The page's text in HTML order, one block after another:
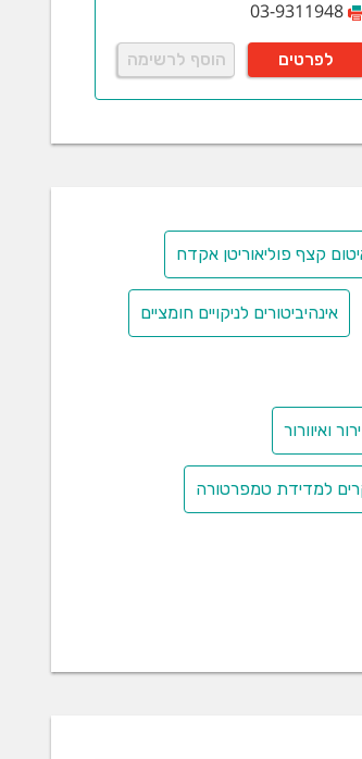
03-9311948
לפרטים הוסף לרשימה
קצף פוליאוריטן אקדח
אינהיביטורים לניקויים חומציים
ואיוורור
למדידת טמפרטורה